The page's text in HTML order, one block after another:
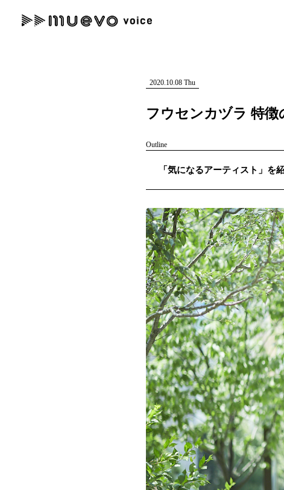
#女性SSW #ロック #男性シンガー
"読者の声を形にする”音楽特化メディア
2020.10.08 Thu
フウセンカヅラ 特
Outline
「気になるアーティスト」を